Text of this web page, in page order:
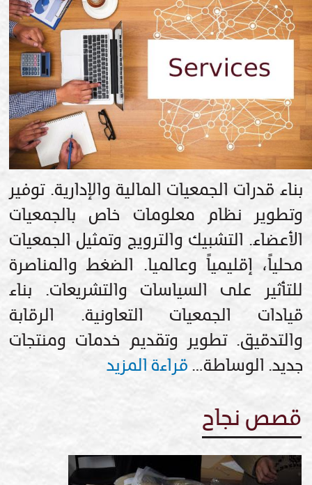
بناء قدرات الجمعيات المالية والإدارية. توفير
وتطوير نظام معلومات خاص بالجمعيات
الأعضاء. التشبيك والترويج وتمثيل الجمعيات
محلياً، إقليمياً وعالميا. الضغط والمناصرة
للتأثير على السياسات والتشريعات. بناء
قيادات الجمعيات التعاونية. الرقابة
والتدقيق. تطوير وتقديم خدمات ومنتجات
جديد. الوساطة… قراءة المزيد
قصص نجاح